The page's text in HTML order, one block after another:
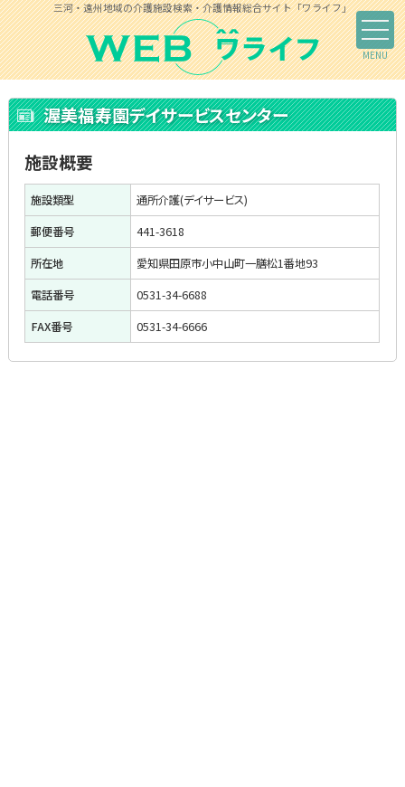
三河・遠州地域の介護施設検索・介護情報総合サイト「ワライフ」
渥美福寿園デイサービスセンター
施設概要
施設類型
通所介護(デイサービス)
郵便番号
441-3618
所在地
愛知県田原市小中山町一膳松1番地93
電話番号
0531-34-6688
FAX番号
0531-34-6666